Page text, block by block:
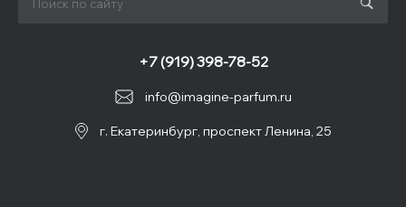
info@imagine-parfum.ru
+7 (919) 398-78-52
г. Екатеринбург, проспект Ленина, 25